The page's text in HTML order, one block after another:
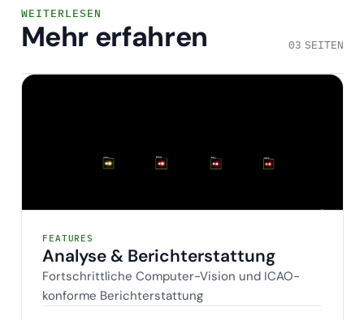
WEITERLESEN
Mehr erfahren 03 SEITEN
Analyse & Berichterstattung
FEATURES
Analyse & Berichterstattung
Fortschrittliche Computer-Vision und ICAO-
konforme Berichterstattung